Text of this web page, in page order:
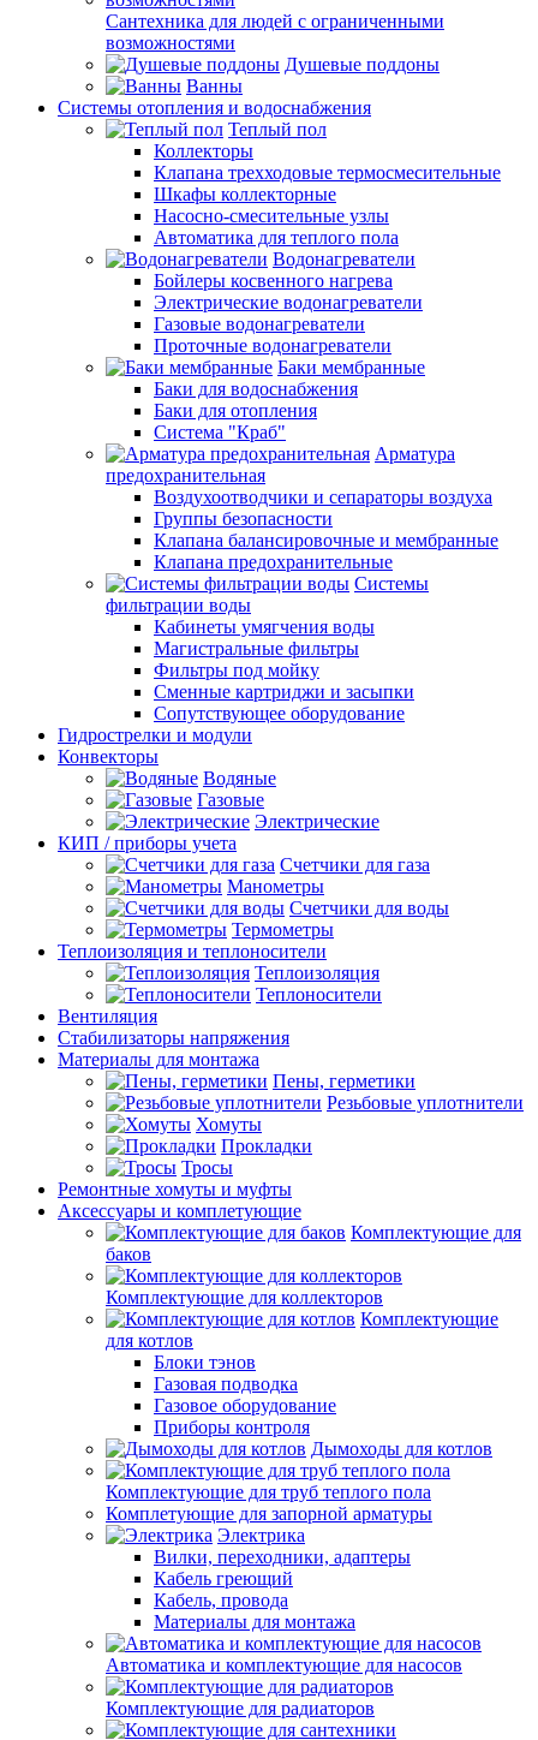
Сантехника для людей с ограниченными
возможностями
Душевые поддоны
Ванны
Системы отопления и водоснабжения
Теплый пол
Коллекторы
Клапана трехходовые термосмесительные
Шкафы коллекторные
Насосно-смесительные узлы
Автоматика для теплого пола
Водонагреватели
Бойлеры косвенного нагрева
Электрические водонагреватели
Газовые водонагреватели
Проточные водонагреватели
Баки мембранные
Баки для водоснабжения
Баки для отопления
Система "Краб"
Арматура
предохранительная
Воздухоотводчики и сепараторы воздуха
Группы безопасности
Клапана балансировочные и мембранные
Клапана предохранительные
Системы
фильтрации воды
Кабинеты умягчения воды
Магистральные фильтры
Фильтры под мойку
Сменные картриджи и засыпки
Сопутствующее оборудование
Гидрострелки и модули
Конвекторы
Водяные
Газовые
Электрические
КИП / приборы учета
Счетчики для газа
Манометры
Счетчики для воды
Термометры
Теплоизоляция и теплоносители
Теплоизоляция
Теплоносители
Вентиляция
Стабилизаторы напряжения
Материалы для монтажа
Пены, герметики
Резьбовые уплотнители
Хомуты
Прокладки
Тросы
Ремонтные хомуты и муфты
Аксессуары и комплетующие
Комплектующие для
баков
Комплектующие для коллекторов
Комплектующие
для котлов
Блоки тэнов
Газовая подводка
Газовое оборудование
Приборы контроля
Дымоходы для котлов
Комплектующие для труб теплого пола
Комплетующие для запорной арматуры
Электрика
Вилки, переходники, адаптеры
Кабель греющий
Кабель, провода
Материалы для монтажа
Автоматика и комплектующие для насосов
Комплектующие для радиаторов